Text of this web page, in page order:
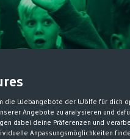
die Webangebote der Wölfe für dich
Angebote zu analysieren und
dabei deine Präferenzen und
Anpassungsmöglichkeiten